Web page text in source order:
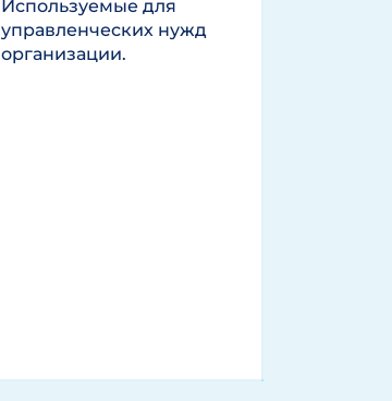
Используемые для
управленческих нужд
организации.